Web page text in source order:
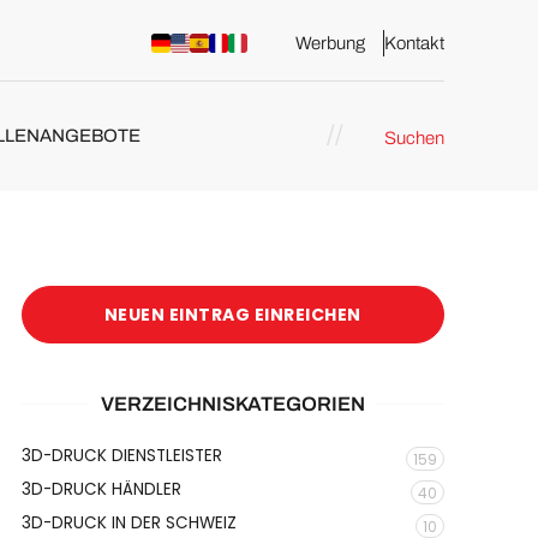
Werbung Kontakt
Suchen
NEUEN EINTRAG EINREICHEN
VERZEICHNISKATEGORIEN
3D-DRUCK DIENSTLEISTER 159
3D-DRUCK HÄNDLER 40
3D-DRUCK IN DER SCHWEIZ 10